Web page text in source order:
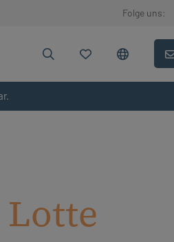
Folge uns: